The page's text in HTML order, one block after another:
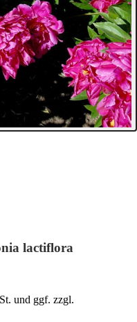
lactiflora
und ggf. zzgl.